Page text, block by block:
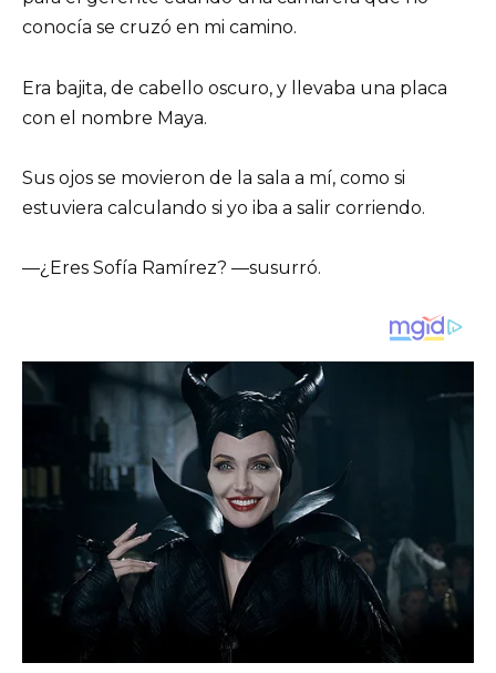
conocía se cruzó en mi camino.
Era bajita, de cabello oscuro, y llevaba una placa
con el nombre Maya.
Sus ojos se movieron de la sala a mí, como si
estuviera calculando si yo iba a salir corriendo.
—¿Eres Sofía Ramírez? —susurró.